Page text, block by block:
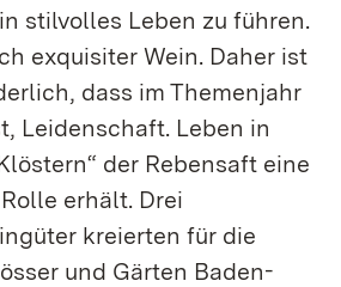
stilvolles Leben zu führen.
exquisiter Wein. Daher ist
dass im Themenjahr
Leidenschaft. Leben in
der Rebensaft eine
erhält. Drei
kreierten für die
und Gärten Baden-